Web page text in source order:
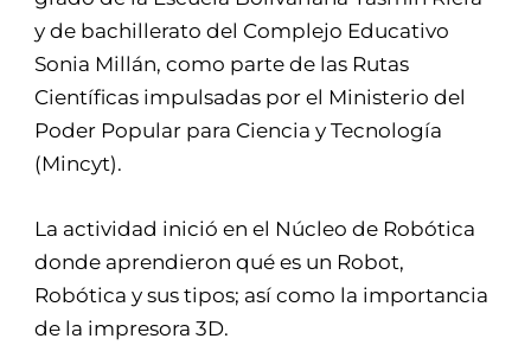
y de bachillerato del Complejo Educativo
Sonia Millán, como parte de las Rutas
Científicas impulsadas por el Ministerio del
Poder Popular para Ciencia y Tecnología
(Mincyt).
La actividad inició en el Núcleo de Robótica
donde aprendieron qué es un Robot,
Robótica y sus tipos; así como la importancia
de la impresora 3D.